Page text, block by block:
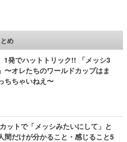
め
1発でハットトリック!! 「メッシ3
〜オレたちのワールドカップはま
ちちゃいねえ〜
ットで「メッシみたいにして」と
間だけが分かること・感じること5